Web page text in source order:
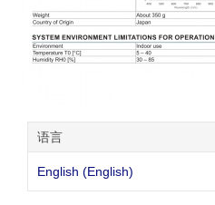
语言
English (English)